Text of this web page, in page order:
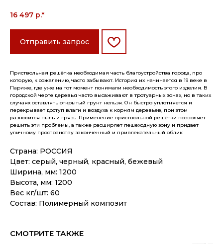
16 497 р.*
Отправить запрос
Приствольная решётка необходимая часть благоустройства города, про
которую, к сожалению, часто забывают. История их начинается в 19 веке в
Париже, где уже на тот момент понимали необходимость этого изделия. В
городской черте деревья часто высаживают в тротуарных зонах, но в таких
случаях оставлять открытый грунт нельзя. Он быстро уплотняется и
перекрывает доступ влаги и воздуха к корням деревьев, при этом
разносится пыль и грязь. Применение приствольной решётки позволяет
решить эти проблемы, а также расширяет пешеходную зону и придает
уличному пространству законченный и привлекательный облик
Страна: РОССИЯ
Цвет: серый, черный, красный, бежевый
Ширина, мм: 1200
Высота, мм: 1200
Вес кг/шт: 60
Состав: Полимерный композит
СМОТРИТЕ ТАКЖЕ